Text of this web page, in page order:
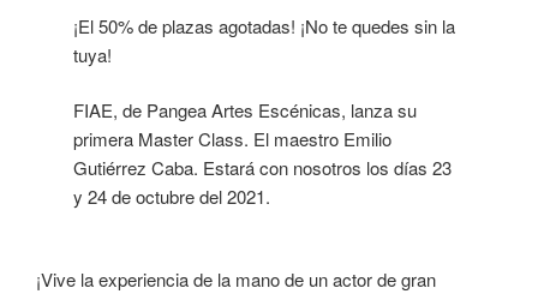
¡El 50% de plazas agotadas! ¡No te quedes sin la
tuya!
FIAE, de Pangea Artes Escénicas, lanza su
primera Master Class. El maestro Emilio
Gutiérrez Caba. Estará con nosotros los días 23
y 24 de octubre del 2021.
¡Vive la experiencia de la mano de un actor de gran